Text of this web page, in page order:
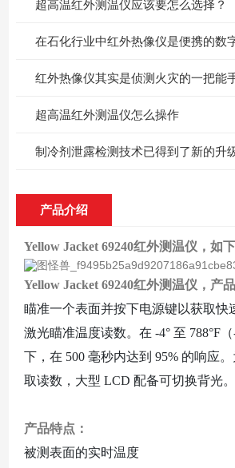
超高温红外测温仪应该要怎么选择？
在石化行业中红外热像仪是便携的数
红外热像仪其实是侦测火灾的一把能
超高温红外测温仪怎么操作
制冷剂泄露检测技术已得到了新的升
产品介绍
Yellow Jacket 69240红外测温仪 ，如
Yellow Jacket 69240红外测温仪 ，产
瞄准一个表面并按下电源键以获取快
激光瞄准温度读数。在 -4° 至 788°F（
下，在 500 毫秒内达到 95% 的响应
取读数，大型 LCD 配备可切换背光。
产品特点：
被测表面的实时温度